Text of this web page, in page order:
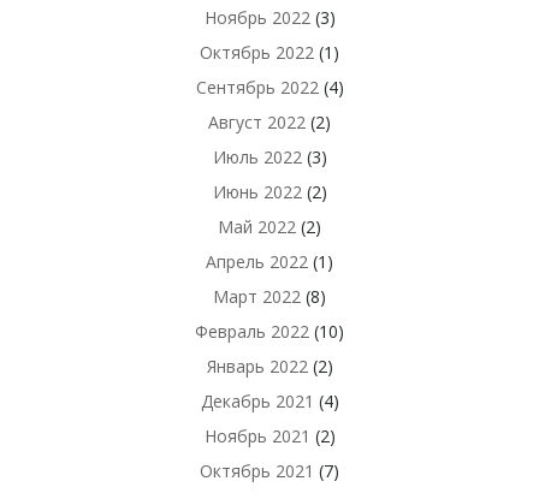
Ноябрь 2022(3)
Октябрь 2022 (1)
Сентябрь 2022(4)
Август 2022 (2)
Июль 2022(3)
Июнь 2022(2)
Май 2022 (2)
Апрель 2022 (1)
Март 2022 (8)
Февраль 2022 (10)
Январь 2022(2)
Декабрь 2021 (4)
Ноябрь 2021 (2)
Октябрь 2021 (7)